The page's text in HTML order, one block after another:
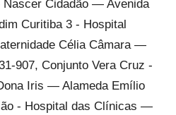
Nascer Cidadão — Avenida
Curitiba 3 - Hospital
Célia Câmara —
907, Conjunto Vera Cruz -
Iris — Alameda Emílio
- Hospital das Clínicas —